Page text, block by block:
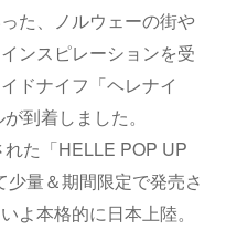
た、ノルウェーの街や
ンスピレーションを受
ドナイフ「ヘレナイ
到着しました。
た「HELLE POP UP
量＆期間限定で発売さ
よ本格的に日本上陸。